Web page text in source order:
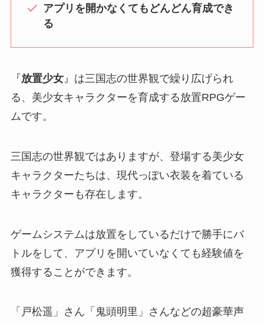
アプリを開かなくてもどんどん育成でき
る
『放置少女』は三国志の世界観で繰り広げられ
る、美少女キャラクターを育成する放置RPGゲー
ムです。
三国志の世界観ではありますが、登場する美少女
キャラクターたちは、現代っぽい衣装を着ている
キャラクターも存在します。
ゲームシステムは放置をしているだけで勝手にバ
トルをして、アプリを開いていなくても経験値を
獲得することができます。
「戸松遥」さん「鬼頭明里」さんなどの超豪華声